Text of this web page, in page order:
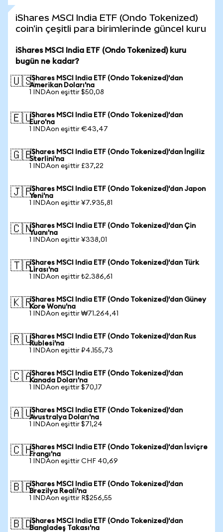
iShares MSCI India ETF (Ondo Tokenized)
coin'in çeşitli para birimlerinde güncel kuru
iShares MSCI India ETF (Ondo Tokenized) kuru
bugün ne kadar?
🇺🇸iShares MSCI India ETF (Ondo Tokenized)'dan
Amerikan Doları'na
1 INDAon eşittir $50,08
🇪🇺iShares MSCI India ETF (Ondo Tokenized)'dan
Euro'na
1 INDAon eşittir €43,47
🇬🇧iShares MSCI India ETF (Ondo Tokenized)'dan İngiliz
Sterlini'na
1 INDAon eşittir £37,22
🇯🇵iShares MSCI India ETF (Ondo Tokenized)'dan Japon
Yeni'na
1 INDAon eşittir ¥7.935,81
🇨🇳iShares MSCI India ETF (Ondo Tokenized)'dan Çin
Yuanı'na
1 INDAon eşittir ¥338,01
🇹🇷iShares MSCI India ETF (Ondo Tokenized)'dan Türk
Lirası'na
1 INDAon eşittir ₺2.386,61
🇰🇷iShares MSCI India ETF (Ondo Tokenized)'dan Güney
Kore Wonu'na
1 INDAon eşittir ₩71.264,41
🇷🇺iShares MSCI India ETF (Ondo Tokenized)'dan Rus
Rublesi'na
1 INDAon eşittir ₽4.155,73
🇨🇦iShares MSCI India ETF (Ondo Tokenized)'dan
Kanada Doları'na
1 INDAon eşittir $70,17
🇦🇺iShares MSCI India ETF (Ondo Tokenized)'dan
Avustralya Doları'na
1 INDAon eşittir $71,24
🇨🇭iShares MSCI India ETF (Ondo Tokenized)'dan İsviçre
Frangı'na
1 INDAon eşittir CHF 40,69
🇧🇷iShares MSCI India ETF (Ondo Tokenized)'dan
Brezilya Reali'na
1 INDAon eşittir R$256,55
🇧🇩iShares MSCI India ETF (Ondo Tokenized)'dan
Bangladeş Takası'na